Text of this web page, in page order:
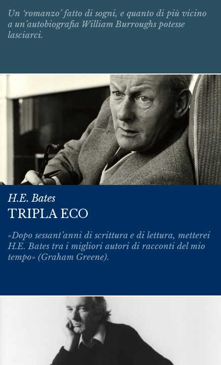
Un ‘romanzo’ fatto di sogni, e quanto di più vicino
a un’autobiografia William Burroughs potesse
lasciarci.
H.E. Bates
TRIPLA ECO
«Dopo sessant’anni di scrittura e di lettura, metterei
H.E. Bates tra i migliori autori di racconti del mio
tempo» (Graham Greene).